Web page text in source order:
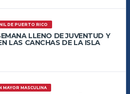
DE PUERTO RICO
LLENO DE JUVENTUD Y
LAS CANCHAS DE LA ISLA
MAYOR MASCULINA